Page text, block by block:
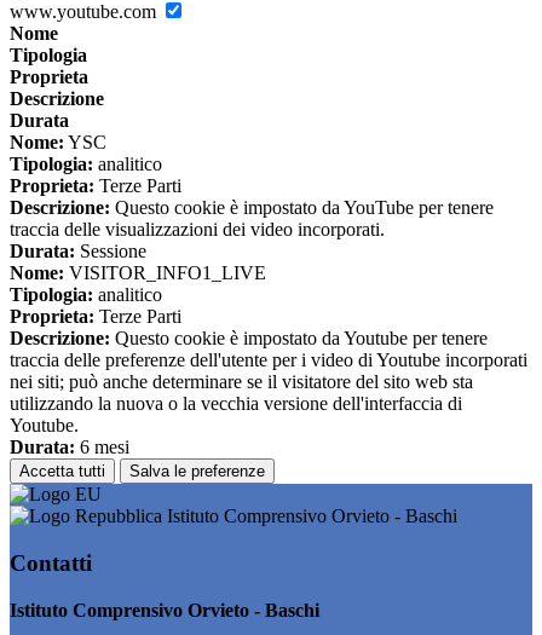
www.youtube.com
Nome
Tipologia
Proprieta
Descrizione
Durata
Nome: YSC
Tipologia: analitico
Proprieta: Terze Parti
Descrizione: Questo cookie è impostato da YouTube per tenere
traccia delle visualizzazioni dei video incorporati.
Durata: Sessione
Nome: VISITOR_INFO1_LIVE
Tipologia: analitico
Proprieta: Terze Parti
Descrizione: Questo cookie è impostato da Youtube per tenere
traccia delle preferenze dell'utente per i video di Youtube incorporati
nei siti; può anche determinare se il visitatore del sito web sta
utilizzando la nuova o la vecchia versione dell'interfaccia di
Youtube.
Durata: 6 mesi
Accetta tutti Salva le preferenze
Istituto Comprensivo Orvieto - Baschi
Contatti
Istituto Comprensivo Orvieto - Baschi